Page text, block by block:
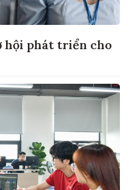
hội phát triển cho